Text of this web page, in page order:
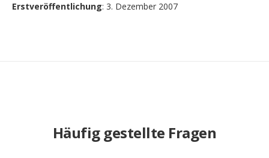
Erstveröffentlichung: 3. Dezember 2007
Häufig gestellte Fragen